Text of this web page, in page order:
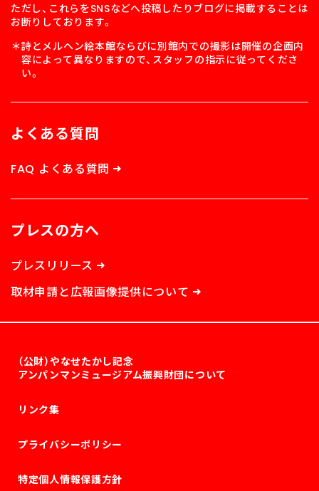
ただし、これらをSNSなどへ投稿したりブログに掲載することは
お断りしております。
詩とメルヘン絵本館ならびに別館内での撮影は開催の企画内
容によって異なりますので、スタッフの指示に従ってくださ
い。
よくある質問
FAQ よくある質問
プレスの方へ
プレスリリース
取材申請と広報画像提供について
（公財）やなせたかし記念
アンパンマンミュージアム振興財団について
リンク集
プライバシーポリシー
特定個人情報保護方針